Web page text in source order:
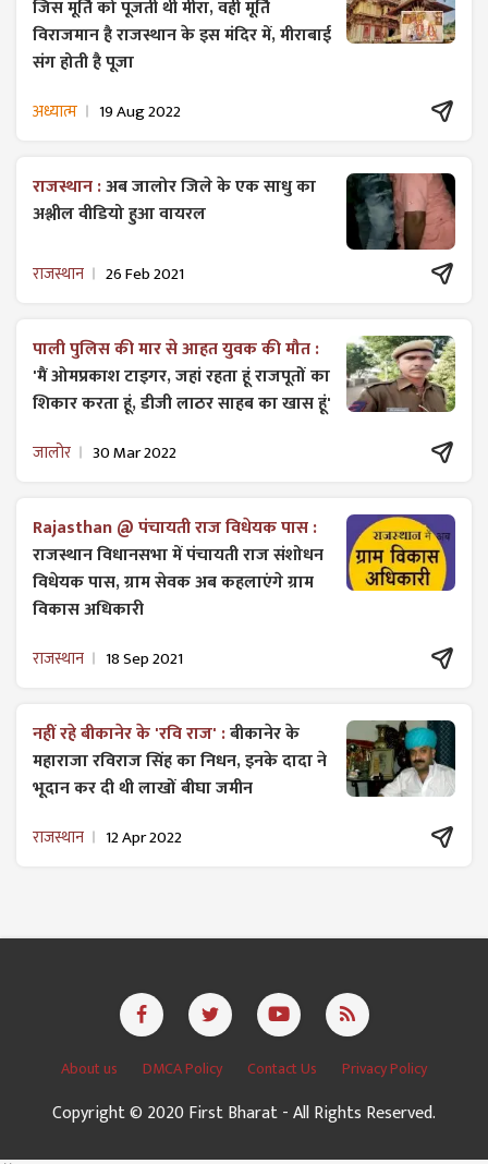
जिस मूर्ति को पूजती थी मीरा, वही मूर्ति
विराजमान है राजस्थान के इस मंदिर में, मीराबाई
संग होती है पूजा
अध्यात्म 19 Aug 2022
राजस्थान :अब जालोर जिले के एक साधु का
अश्लील वीडियो हुआ वायरल
राजस्थान 26 Feb 2021
पाली पुलिस की मार से आहत युवक की मौत :
'मैं ओमप्रकाश टाइगर, जहां रहता हूं राजपूतों का
शिकार करता हूं, डीजी लाठर साहब का खास हूं'
जालोर 30 Mar 2022
Rajasthan @ पंचायती राज विधेयक पास :
राजस्थान विधानसभा में पंचायती राज ​संशोधन
विधेयक पास, ग्राम सेवक अब कहलाएंगे ग्राम
विकास अधिकारी
राजस्थान 18 Sep 2021
नहीं रहे बीकानेर के 'रवि राज' :बीकानेर के
महाराजा रविराज सिंह का निधन, इनके दादा ने
भूदान कर दी थी लाखों बीघा जमीन
राजस्थान 12 Apr 2022
About us DMCA Policy Contact Us Privacy Policy
Copyright © 2020 First Bharat - All Rights Reserved.